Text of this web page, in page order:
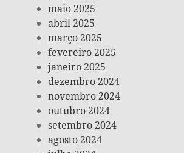
maio 2025
abril 2025
março 2025
fevereiro 2025
janeiro 2025
dezembro 2024
novembro 2024
outubro 2024
setembro 2024
agosto 2024